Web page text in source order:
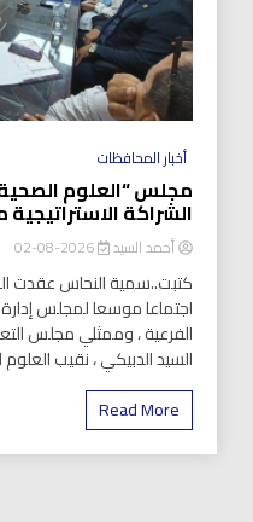
أخبار المحافظات
مجلس “العلوم
الشراكة
أحمد السيد 2026-08-02
كتبت..سمية النحاس عقدت
اجتماعا موسعا لمجلس إدارة
الفرعية ، وممثلي مجلس
السيد الدبيكي ، نقيب العلوم
Read More